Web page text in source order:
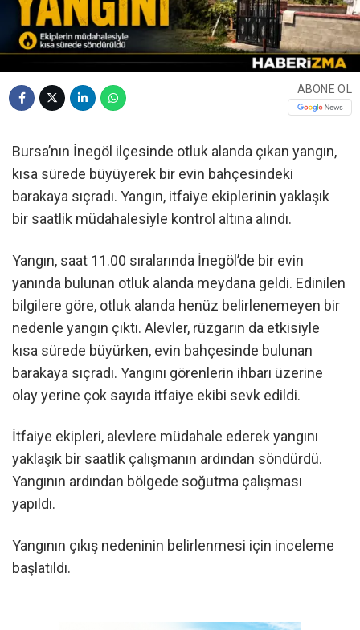
ABONE OL
Bursa’nın İnegöl ilçesinde otluk alanda çıkan yangın,
kısa sürede büyüyerek bir evin bahçesindeki
barakaya sıçradı. Yangın, itfaiye ekiplerinin yaklaşık
bir saatlik müdahalesiyle kontrol altına alındı.
Yangın, saat 11.00 sıralarında İnegöl’de bir evin
yanında bulunan otluk alanda meydana geldi. Edinilen
bilgilere göre, otluk alanda henüz belirlenemeyen bir
nedenle yangın çıktı. Alevler, rüzgarın da etkisiyle
kısa sürede büyürken, evin bahçesinde bulunan
barakaya sıçradı. Yangını görenlerin ihbarı üzerine
olay yerine çok sayıda itfaiye ekibi sevk edildi.
İtfaiye ekipleri, alevlere müdahale ederek yangını
yaklaşık bir saatlik çalışmanın ardından söndürdü.
Yangının ardından bölgede soğutma çalışması
yapıldı.
Yangının çıkış nedeninin belirlenmesi için inceleme
başlatıldı.